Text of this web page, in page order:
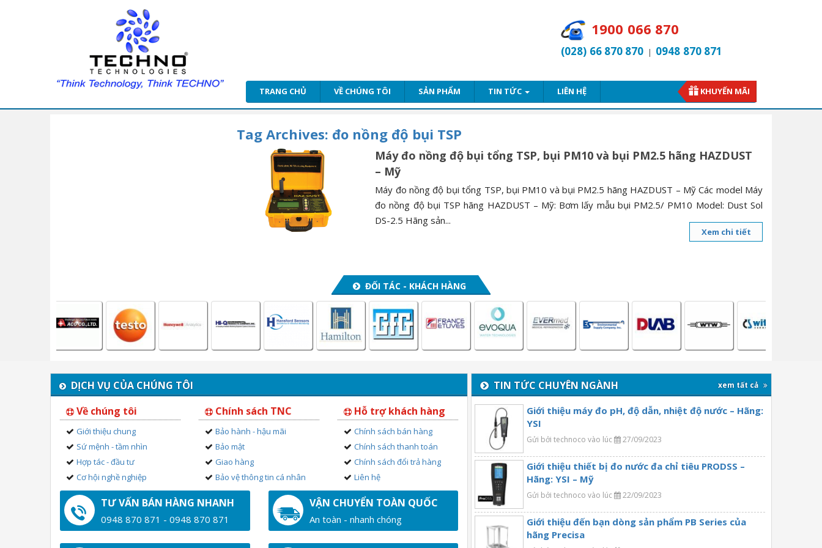
1900 066 870
(028) 66 870 870 | 0948 870 871
TRANG CHỦ VỀ CHÚNG TÔI SẢN PHẨM TIN TỨC LIÊN HỆ KHUYẾN MÃI
Tag Archives: đo nồng độ bụi TSP
Máy đo nồng độ bụi tổng TSP, bụi PM10 và bụi PM2.5 hãng HAZDUST
– Mỹ
Máy đo nồng độ bụi tổng TSP, bụi PM10 và bụi PM2.5 hãng HAZDUST – Mỹ Các model Máy
đo nồng độ bụi TSP hãng HAZDUST – Mỹ: Bơm lấy mẫu bụi PM2.5/ PM10 Model: Dust Sol
DS-2.5 Hãng sản...
Xem chi tiết
ĐỐI TÁC - KHÁCH HÀNG
DỊCH VỤ CỦA CHÚNG TÔI
Về chúng tôi
Giới thiệu chung
Sứ mệnh - tầm nhìn
Hợp tác - đầu tư
Cơ hội nghề nghiệp
Chính sách TNC
Bảo hành - hậu mãi
Bảo mật
Giao hàng
Bảo vệ thông tin cá nhân
Hỗ trợ khách hàng
Chính sách bán hàng
Chính sách thanh toán
Chính sách đổi trả hàng
Liên hệ
TƯ VẤN BÁN HÀNG NHANH
0948 870 871 - 0948 870 871
VẬN CHUYỂN TOÀN QUỐC
An toàn - nhanh chóng
TIN TỨC CHUYÊN NGÀNH xem tất cả
Giới thiệu máy đo pH, độ dẫn, nhiệt độ nước – Hãng:
YSI
Gửi bởi technoco vào lúc 27/09/2023
Giới thiệu thiết bị đo nước đa chỉ tiêu PRODSS –
Hãng: YSI – Mỹ
Gửi bởi technoco vào lúc 22/09/2023
Giới thiệu đến bạn dòng sản phẩm PB Series của
hãng Precisa